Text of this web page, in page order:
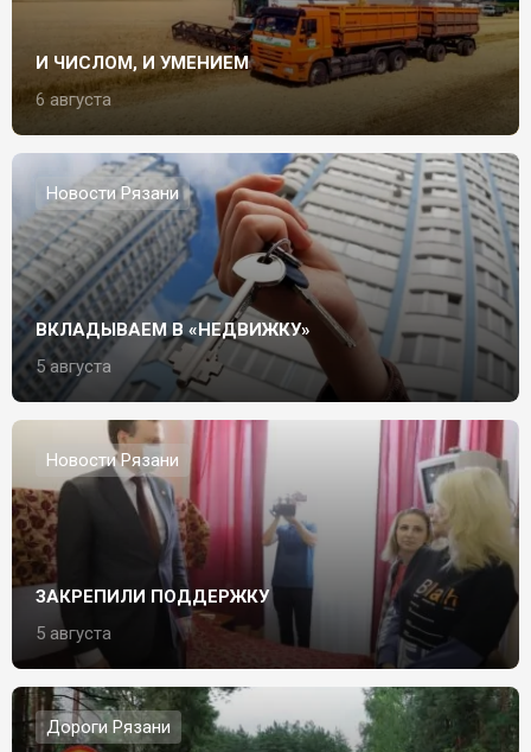
И ЧИСЛОМ, И УМЕНИЕМ
6 августа
Новости Рязани
ВКЛАДЫВАЕМ В «НЕДВИЖКУ»
5 августа
Новости Рязани
ЗАКРЕПИЛИ ПОДДЕРЖКУ
5 августа
Дороги Рязани